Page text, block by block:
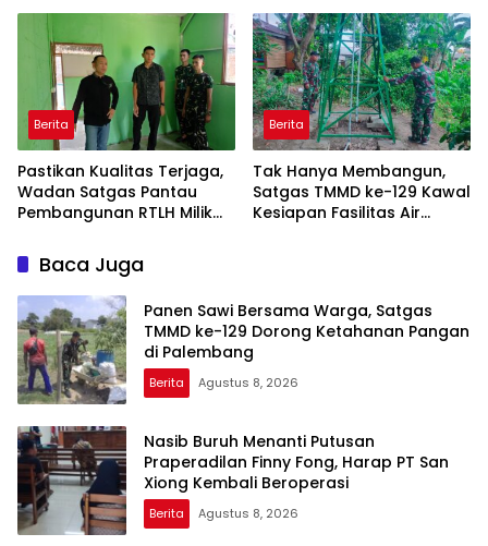
Sesuai Target
Berita
Pastikan Kualitas Terjaga,
Wadan Satgas Pantau
Pembangunan RTLH Milik
Berita
Tak Hanya Membangun,
Satgas TMMD ke-129 Kawal
Kesiapan Fasilitas Air
Baca Juga
Panen Sawi Bersama Warga, Satgas
TMMD ke-129 Dorong Ketahanan Pangan
di Palembang
Berita Agustus 8, 2026
Nasib Buruh Menanti Putusan
Praperadilan Finny Fong, Harap PT San
Xiong Kembali Beroperasi
Berita Agustus 8, 2026